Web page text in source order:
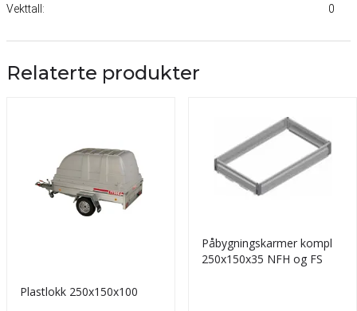
Vekttall:
0
Relaterte produkter
Plastlokk 250x150x100
Påbygningskarmer kompl
250x150x35 NFH og FS